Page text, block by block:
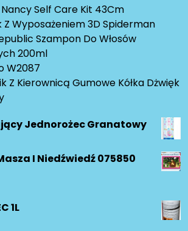
Self Care Kit 43Cm
Z Wyposażeniem 3D Spiderman
Szampon Do Włosów
200ml
W2087
Z Kierownicą Gumowe Kółka Dżwięk
Jednorożec Granatowy
I Niedźwiedź 075850
1L